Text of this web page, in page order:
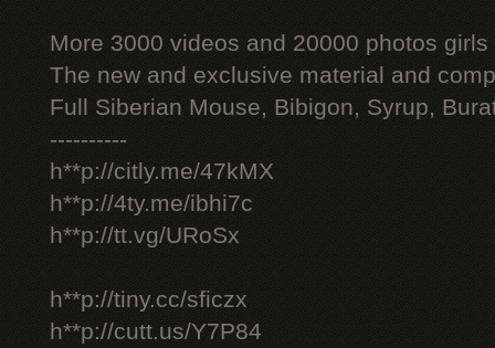
More 3000 videos and 20000 photos
The new and exclusive material and
Full Siberian Mouse, Bibigon, Syrup,
----------
h**p://citly.me/47kMX
h**p://4ty.me/ibhi7c
h**p://tt.vg/URoSx
h**p://tiny.cc/sficzx
h**p://cutt.us/Y7P84